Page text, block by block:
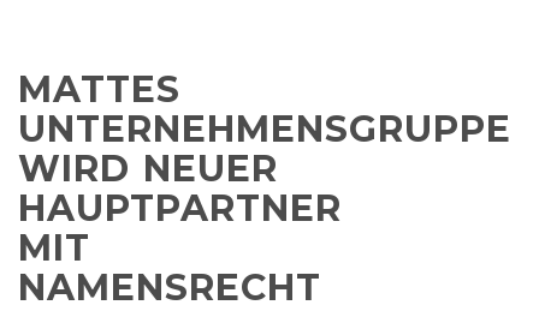
MATTES
UNTERNEHMENSGRUPPE
WIRD NEUER
HAUPTPARTNER
MIT
NAMENSRECHT